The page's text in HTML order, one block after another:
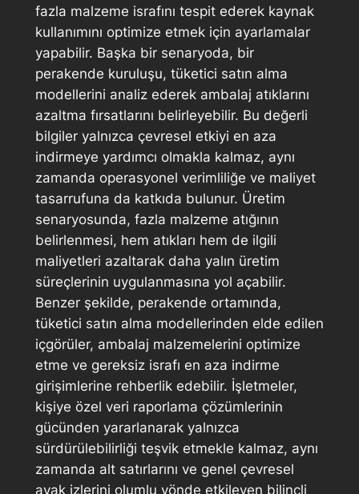
fazla malzeme israfını tespit ederek kaynak
kullanımını optimize etmek için ayarlamalar
yapabilir. Başka bir senaryoda, bir
perakende kuruluşu, tüketici satın alma
modellerini analiz ederek ambalaj atıklarını
azaltma fırsatlarını belirleyebilir. Bu değerli
bilgiler yalnızca çevresel etkiyi en aza
indirmeye yardımcı olmakla kalmaz, aynı
zamanda operasyonel verimliliğe ve maliyet
tasarrufuna da katkıda bulunur. Üretim
senaryosunda, fazla malzeme atığının
belirlenmesi, hem atıkları hem de ilgili
maliyetleri azaltarak daha yalın üretim
süreçlerinin uygulanmasına yol açabilir.
Benzer şekilde, perakende ortamında,
tüketici satın alma modellerinden elde edilen
içgörüler, ambalaj malzemelerini optimize
etme ve gereksiz israfı en aza indirme
girişimlerine rehberlik edebilir. İşletmeler,
kişiye özel veri raporlama çözümlerinin
gücünden yararlanarak yalnızca
sürdürülebilirliği teşvik etmekle kalmaz, aynı
zamanda alt satırlarını ve genel çevresel
ayak izlerini olumlu yönde etkileyen bilinçli